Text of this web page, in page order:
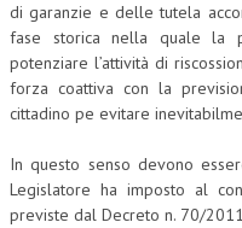
DIRITTO DELLE
SICUREZZA SUL
FISCO
DIRITTO TRIBUTARIO
di garanzie e delle tutela
fase storica nella quale la
potenziare l’attività di
forza coattiva con la
cittadino pe evitare
In questo senso devono
Legislatore ha imposto al
previste dal Decreto n. 70/